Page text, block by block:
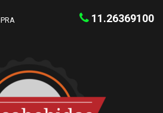
11.26369100